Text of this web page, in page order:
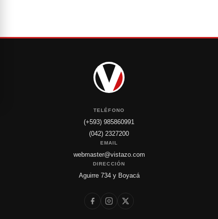
TELÉFONO
(+593) 985860991
(042) 2327200
EMAIL
webmaster@vistazo.com
DIRECCIÓN
Aguirre 734 y Boyacá